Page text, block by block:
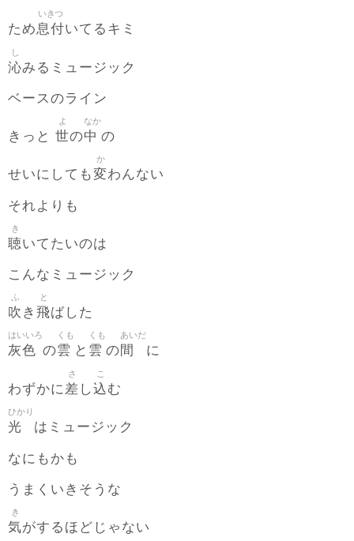
ため息付
いきつ
いてるキミ
沁
し
みるミュージック
ベースのライン
きっと 世
よ
の中
なか
の
せいにしても変
か
わんない
それよりも
聴
き
いてたいのは
こんなミュージック
吹
ふ
き 飛
と
ばした
灰色
はいいろ
の雲
くも
と 雲
くも
の間
あいだ
に
わずかに差
さ
し込
こ
む
光
ひかり
はミュージック
なにもかも
うまくいきそうな
気
き
がするほどじゃない